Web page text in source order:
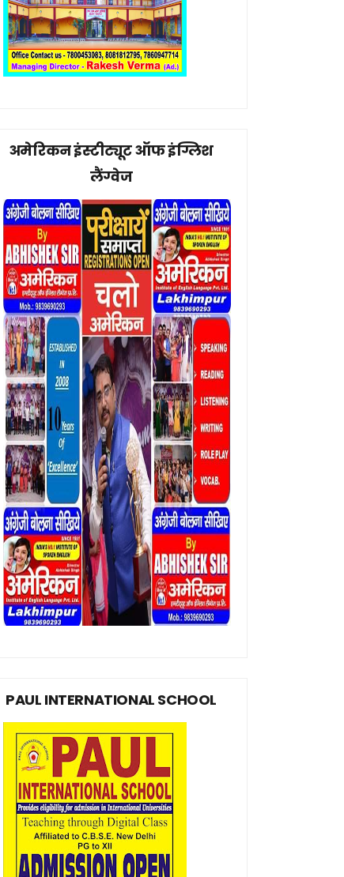
अमेरिकन इंस्टीट्यूट ऑफ इंग्लिश
लैंग्वेज
PAUL INTERNATIONAL SCHOOL